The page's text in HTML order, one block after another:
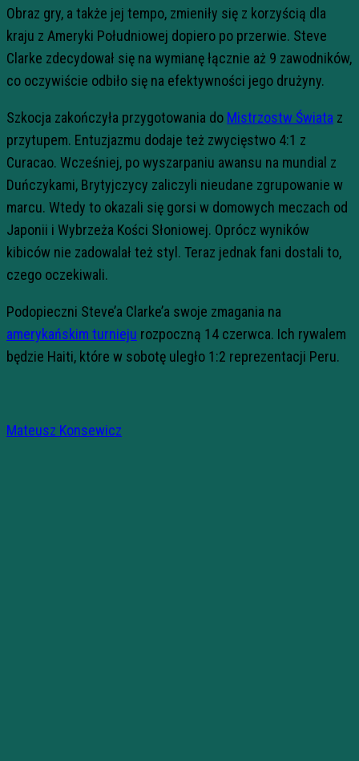
Obraz gry, a także jej tempo, zmieniły się z korzyścią dla
kraju z Ameryki Południowej dopiero po przerwie. Steve
Clarke zdecydował się na wymianę łącznie aż 9 zawodników,
co oczywiście odbiło się na efektywności jego drużyny.
Szkocja zakończyła przygotowania do Mistrzostw Świata z
przytupem. Entuzjazmu dodaje też zwycięstwo 4:1 z
Curacao. Wcześniej, po wyszarpaniu awansu na mundial z
Duńczykami, Brytyjczycy zaliczyli nieudane zgrupowanie w
marcu. Wtedy to okazali się gorsi w domowych meczach od
Japonii i Wybrzeża Kości Słoniowej. Oprócz wyników
kibiców nie zadowalał też styl. Teraz jednak fani dostali to,
czego oczekiwali.
Podopieczni Steve’a Clarke’a swoje zmagania na
amerykańskim turnieju rozpoczną 14 czerwca. Ich rywalem
będzie Haiti, które w sobotę uległo 1:2 reprezentacji Peru.
Mateusz Konsewicz